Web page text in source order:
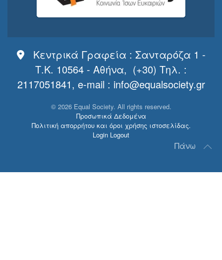
Κεντρικά Γραφεία : Σανταρόζα 1 -
Τ.Κ. 10564 - Αθήνα, (+30) Τηλ. :
2117051841, e-mail : info@equalsociety.gr
© 2026Equal Society. All rights reserved.
Προσωπικά Δεδομένα
Πολιτική απορρήτου και όροι χρήσης ιστοσελίδας.
Login Logout
Πάνω